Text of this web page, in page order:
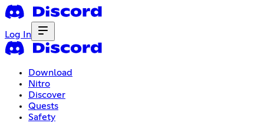
Log In
Download
Nitro
Discover
Quests
Safety